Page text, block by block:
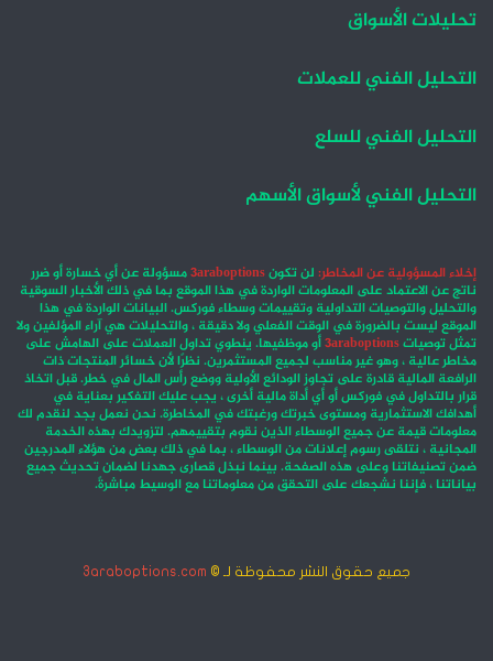
تحليلات الأسواق
التحليل الفني للعملات
التحليل الفني للسلع
التحليل الفني لأسواق الأسهم
إخلاء المسؤولية عن المخاطر: لن تكون3araboptionsمسؤولة عن أي خسارة أو ضرر
ناتج عن الاعتماد على المعلومات الواردة في هذا الموقع بما في ذلك الأخبار السوقية
والتحليل والتوصيات التداولية وتقييمات وسطاء فوركس. البيانات الواردة في هذا
الموقع ليست بالضرورة في الوقت الفعلي ولا دقيقة ، والتحليلات هي آراء المؤلفين ولا
تمثل توصيات3araboptionsأو موظفيها. ينطوي تداول العملات على الهامش على
مخاطر عالية ، وهو غير مناسب لجميع المستثمرين. نظرًا لأن خسائر المنتجات ذات
الرافعة المالية قادرة على تجاوز الودائع الأولية ووضع رأس المال في خطر. قبل اتخاذ
قرار بالتداول في فوركس أو أي أداة مالية أخرى ، يجب عليك التفكير بعناية في
أهدافك الاستثمارية ومستوى خبرتك ورغبتك في المخاطرة. نحن نعمل بجد لنقدم لك
معلومات قيمة عن جميع الوسطاء الذين نقوم بتقييمهم. لتزويدك بهذه الخدمة
المجانية ، نتلقى رسوم إعلانات من الوسطاء ، بما في ذلك بعض من هؤلاء المدرجين
ضمن تصنيفاتنا وعلى هذه الصفحة. بينما نبذل قصارى جهدنا لضمان تحديث جميع
بياناتنا ، فإننا نشجعك على التحقق من معلوماتنا مع الوسيط مباشرةً.
جميع حقوق النشر محفوظة لـ © 3araboptions.com